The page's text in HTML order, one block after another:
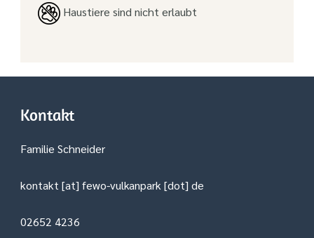
Haustiere sind nicht erlaubt
Kontakt
Familie Schneider
kontakt [at] fewo-vulkanpark [dot] de
02652 4236